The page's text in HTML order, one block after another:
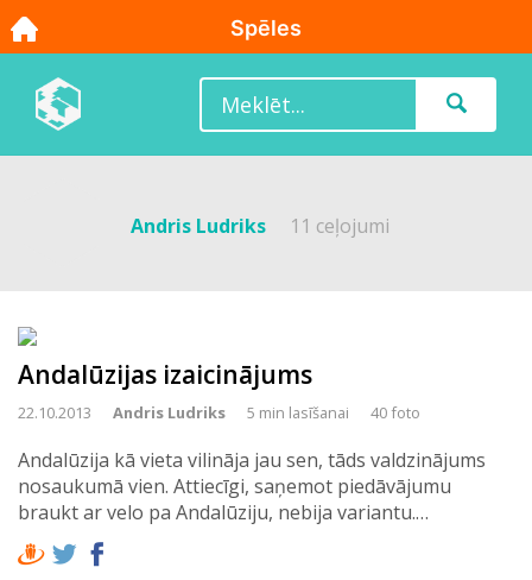
Andris Ludriks 11 ceļojumi
Andalūzijas izaicinājums
22.10.2013 Andris Ludriks 5 min lasīšanai 40 foto
Andalūzija kā vieta vilināja jau sen, tāds valdzinājums
nosaukumā vien. Attiecīgi, saņemot piedāvājumu
braukt ar velo pa Andalūziju, nebija variantu.…